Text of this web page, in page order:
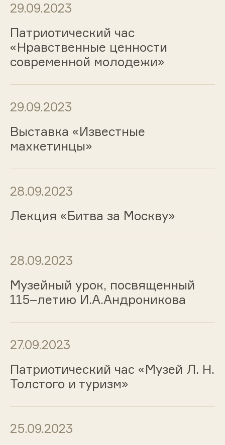
29.09.2023
Патриотический час
«Нравственные ценности
современной молодежи»
29.09.2023
Выставка «Известные
махкетинцы»
28.09.2023
Лекция «Битва за Москву»
28.09.2023
Музейный урок, посвященный
115–летию И.А.Андроникова
27.09.2023
Патриотический час «Музей Л. Н.
Толстого и туризм»
25.09.2023